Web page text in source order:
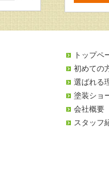
トップペ
初めての
選ばれる
塗装ショ
会社概要
スタッフ